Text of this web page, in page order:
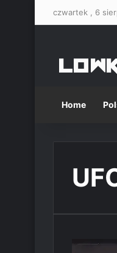
czwartek , 6
Home